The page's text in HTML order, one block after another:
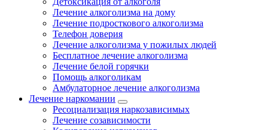
Лечение алкоголизма на дому
Лечение подросткового алкоголизма
Телефон доверия
Лечение алкоголизма у пожилых людей
Бесплатное лечение алкоголизма
Лечение белой горячки
Помощь алкоголикам
Амбулаторное лечение алкоголизма
Лечение наркомании
Ресоциализация наркозависимых
Лечение созависимости